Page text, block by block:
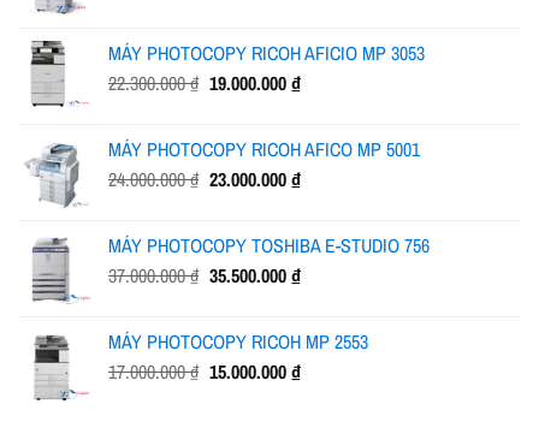
32.500.000 ₫.là:
24.500.000 ₫.
MÁY PHOTOCOPY RICOH AFICIO MP 3053
22.300.000₫ Giá
22.300.000 ₫.
19.000.000₫Giá
là:
19.000.000 ₫.
MÁY PHOTOCOPY RICOH AFICO MP 5001
24.000.000₫ Giá
24.000.000 ₫.
23.000.000₫Giá
là:
23.000.000 ₫.
MÁY PHOTOCOPY TOSHIBA E-STUDIO 756
37.000.000₫ Giá
37.000.000 ₫.
35.500.000₫Giá
là:
35.500.000 ₫.
MÁY PHOTOCOPY RICOH MP 2553
17.000.000₫ Giá
15.000.000₫Giá